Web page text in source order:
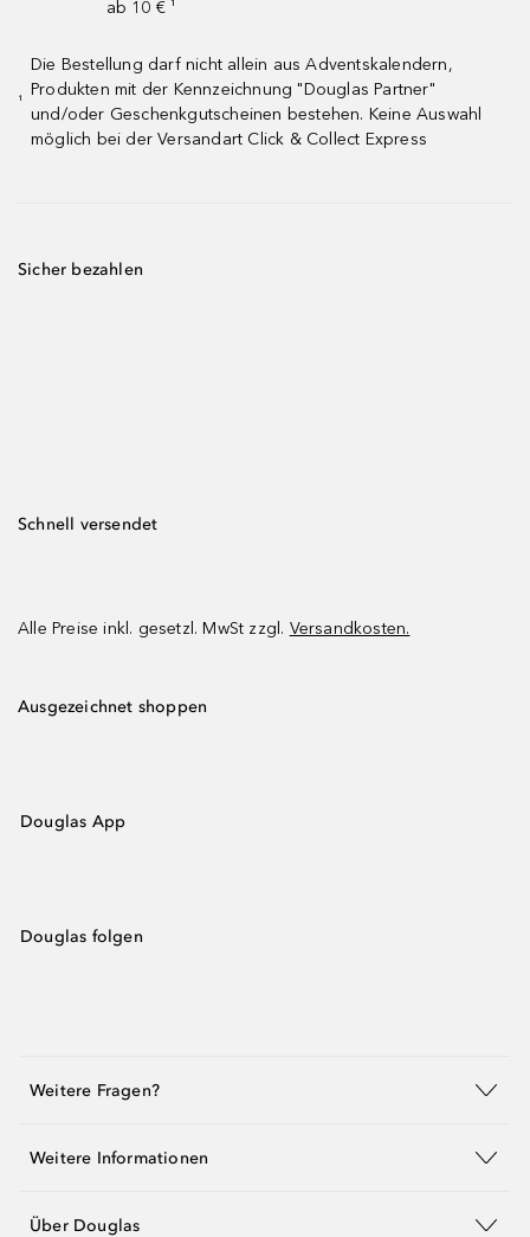
ab 10 € ¹
¹
Die Bestellung darf nicht allein aus Adventskalendern,
Produkten mit der Kennzeichnung "Douglas Partner"
und/oder Geschenkgutscheinen bestehen. Keine Auswahl
möglich bei der Versandart Click & Collect Express
Sicher bezahlen
Schnell versendet
Alle Preise inkl. gesetzl. MwSt zzgl. Versandkosten.
Ausgezeichnet shoppen
Douglas App
Douglas folgen
Weitere Fragen?
Weitere Informationen
Über Douglas